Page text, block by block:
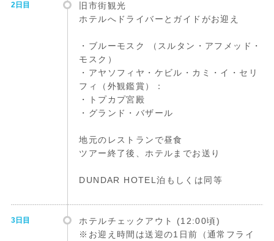
2日目
旧市街観光
ホテルへドライバーとガイドがお迎え
・ブルーモスク （スルタン・アフメッド・
モスク）
・アヤソフィヤ・ケビル・カミ・イ・セリ
フィ（外観鑑賞）：
・トプカプ宮殿
・グランド・バザール
地元のレストランで昼食
ツアー終了後、ホテルまでお送り
DUNDAR HOTEL泊もしくは同等
3日目
ホテルチェックアウト (12:00頃)
※お迎え時間は送迎の1日前（通常フライ